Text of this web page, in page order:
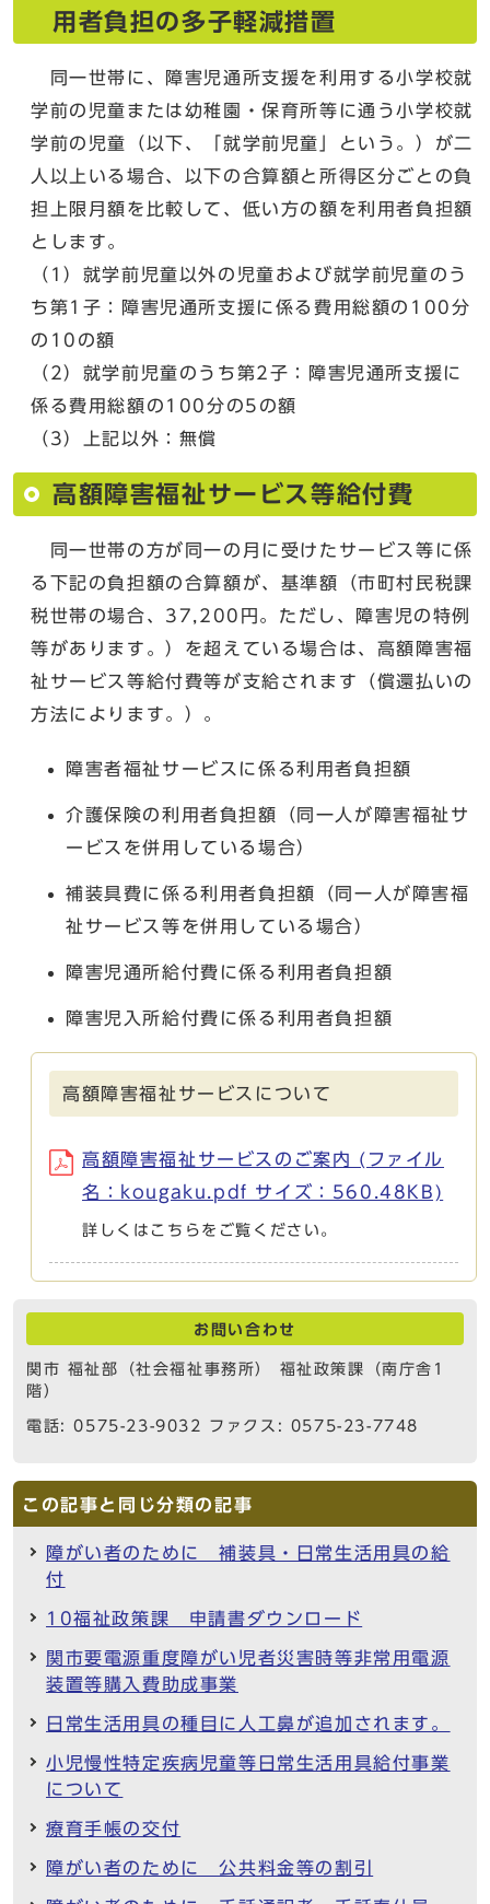
用者負担の多子軽減措置
同一世帯に、障害児通所支援を利用する小学校就
学前の児童または幼稚園・保育所等に通う小学校就
学前の児童（以下、「就学前児童」という。）が二
人以上いる場合、以下の合算額と所得区分ごとの負
担上限月額を比較して、低い方の額を利用者負担額
とします。
（1）就学前児童以外の児童および就学前児童のう
ち第1子：障害児通所支援に係る費用総額の100分
の10の額
（2）就学前児童のうち第2子：障害児通所支援に
係る費用総額の100分の5の額
（3）上記以外：無償
高額障害福祉サービス等給付費
同一世帯の方が同一の月に受けたサービス等に係
る下記の負担額の合算額が、基準額（市町村民税課
税世帯の場合、37,200円。ただし、障害児の特例
等があります。）を超えている場合は、高額障害福
祉サービス等給付費等が支給されます（償還払いの
方法によります。）。
障害者福祉サービスに係る利用者負担額
介護保険の利用者負担額（同一人が障害福祉サ
ービスを併用している場合）
補装具費に係る利用者負担額（同一人が障害福
祉サービス等を併用している場合）
障害児通所給付費に係る利用者負担額
障害児入所給付費に係る利用者負担額
高額障害福祉サービスについて
高額障害福祉サービスのご案内 (ファイル
名：kougaku.pdf サイズ：560.48KB)
詳しくはこちらをご覧ください。
お問い合わせ
関市 福祉部（社会福祉事務所） 福祉政策課（南庁舎1
階）
電話: 0575-23-9032 ファクス: 0575-23-7748
この記事と同じ分類の記事
障がい者のために 補装具・日常生活用具の給
付
10福祉政策課 申請書ダウンロード
関市要電源重度障がい児者災害時等非常用電源
装置等購入費助成事業
日常生活用具の種目に人工鼻が追加されます。
小児慢性特定疾病児童等日常生活用具給付事業
について
療育手帳の交付
障がい者のために 公共料金等の割引